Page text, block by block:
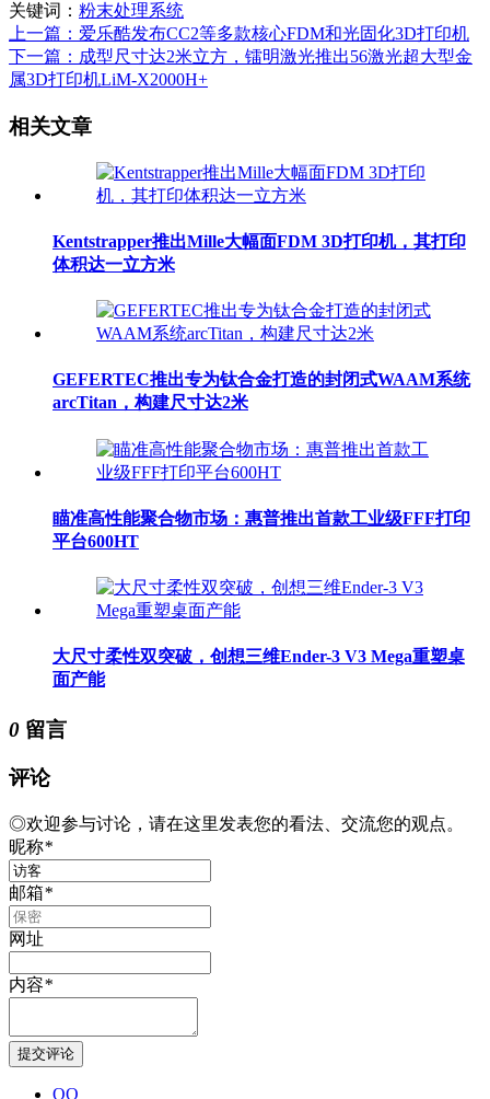
关键词： 粉末处理系统
上一篇：爱乐酷发布CC2等多款核心FDM和光固化3D打印机
下一篇：成型尺寸达2米立方，镭明激光推出56激光超大型金
属3D打印机LiM-X2000H+
相关文章
Kentstrapper推出Mille大幅面FDM 3D打印机，其打印
体积达一立方米
GEFERTEC推出专为钛合金打造的封闭式WAAM系统
arcTitan，构建尺寸达2米
瞄准高性能聚合物市场：惠普推出首款工业级FFF打印
平台600HT
大尺寸柔性双突破，创想三维Ender-3 V3 Mega重塑桌
面产能
0 留言
评论
◎欢迎参与讨论，请在这里发表您的看法、交流您的观点。
昵称*
邮箱*
网址
内容*
QQ